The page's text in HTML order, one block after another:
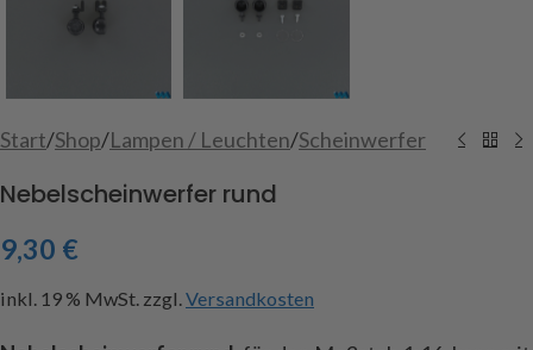
Start/Shop/Lampen / Leuchten/Scheinwerfer
Nebelscheinwerfer rund
9,30 €
inkl. 19 % MwSt. zzgl.Versandkosten